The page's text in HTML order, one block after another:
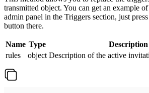
transmitted object. You can get an example
admin panel in the Triggers section, just
button there.
Name Type
Description
rules
object Description of the active